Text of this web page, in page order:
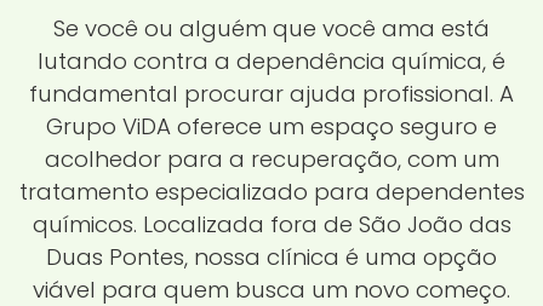
Se você ou alguém que você ama está
lutando contra a dependência química, é
fundamental procurar ajuda profissional. A
Grupo ViDA oferece um espaço seguro e
acolhedor para a recuperação, com um
tratamento especializado para dependentes
químicos. Localizada fora de São João das
Duas Pontes, nossa clínica é uma opção
viável para quem busca um novo começo.